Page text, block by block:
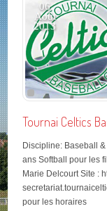
06
Août
2013
Tournai Celtics
Discipline: Baseball
ans Softball pour les
Marie Delcourt Site :
pour les horaires